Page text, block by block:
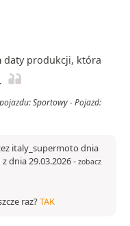
daty produkcji, która
Sportowy - Pojazd:
italy_supermoto dnia
dnia 29.03.2026- zobacz
raz?TAK